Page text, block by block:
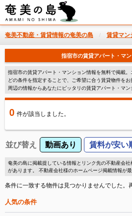
奄美不動産・賃貸情報の奄美の島 賃貸マン
指宿市の賃貸アパート・マ
指宿市の賃貸アパート・マンション情報を無料で掲載
どの条件を指定することで、ご希望に合う賃貸物件を
周辺の情報からあなたにピッタリの賃貸アパート・マン
0 件が該当しました。
並び替え 動画あり 賃料が安い
奄美の島に掲載提している情報とリンク先の不動産会
があります。 不動産会社様のホームページ掲載情報が
条件に一致する物件は見つかりませんでした。
人気の条件